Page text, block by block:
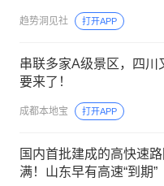
趋势洞见社 打开APP
串联多家A级景区，四川
要来了！
成都本地宝 打开APP
国内首批建成的高快速
满！山东早有高速“到期”